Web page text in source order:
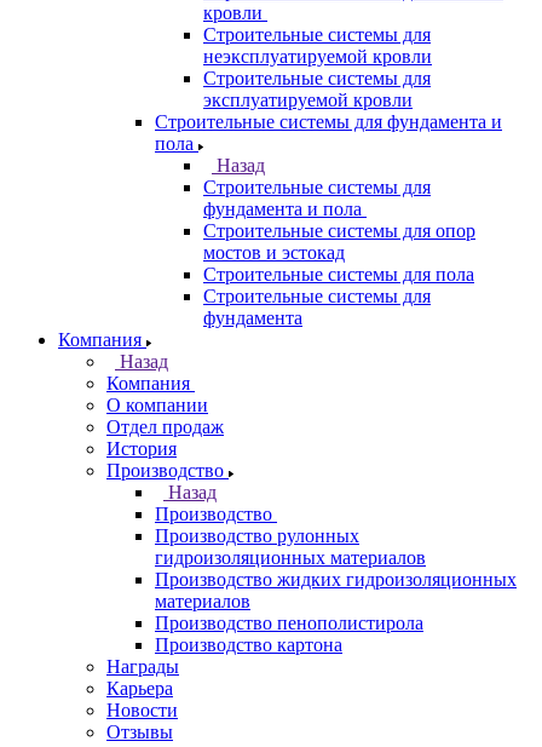
кровли
Строительные системы для
неэксплуатируемой кровли
Строительные системы для
эксплуатируемой кровли
Строительные системы для фундамента и
пола
Назад
Строительные системы для
фундамента и пола
Строительные системы для опор
мостов и эстокад
Строительные системы для пола
Строительные системы для
фундамента
Компания
Назад
Компания
О компании
Отдел продаж
История
Производство
Назад
Производство
Производство рулонных
гидроизоляционных материалов
Производство жидких гидроизоляционных
материалов
Производство пенополистирола
Производство картона
Награды
Карьера
Новости
Отзывы